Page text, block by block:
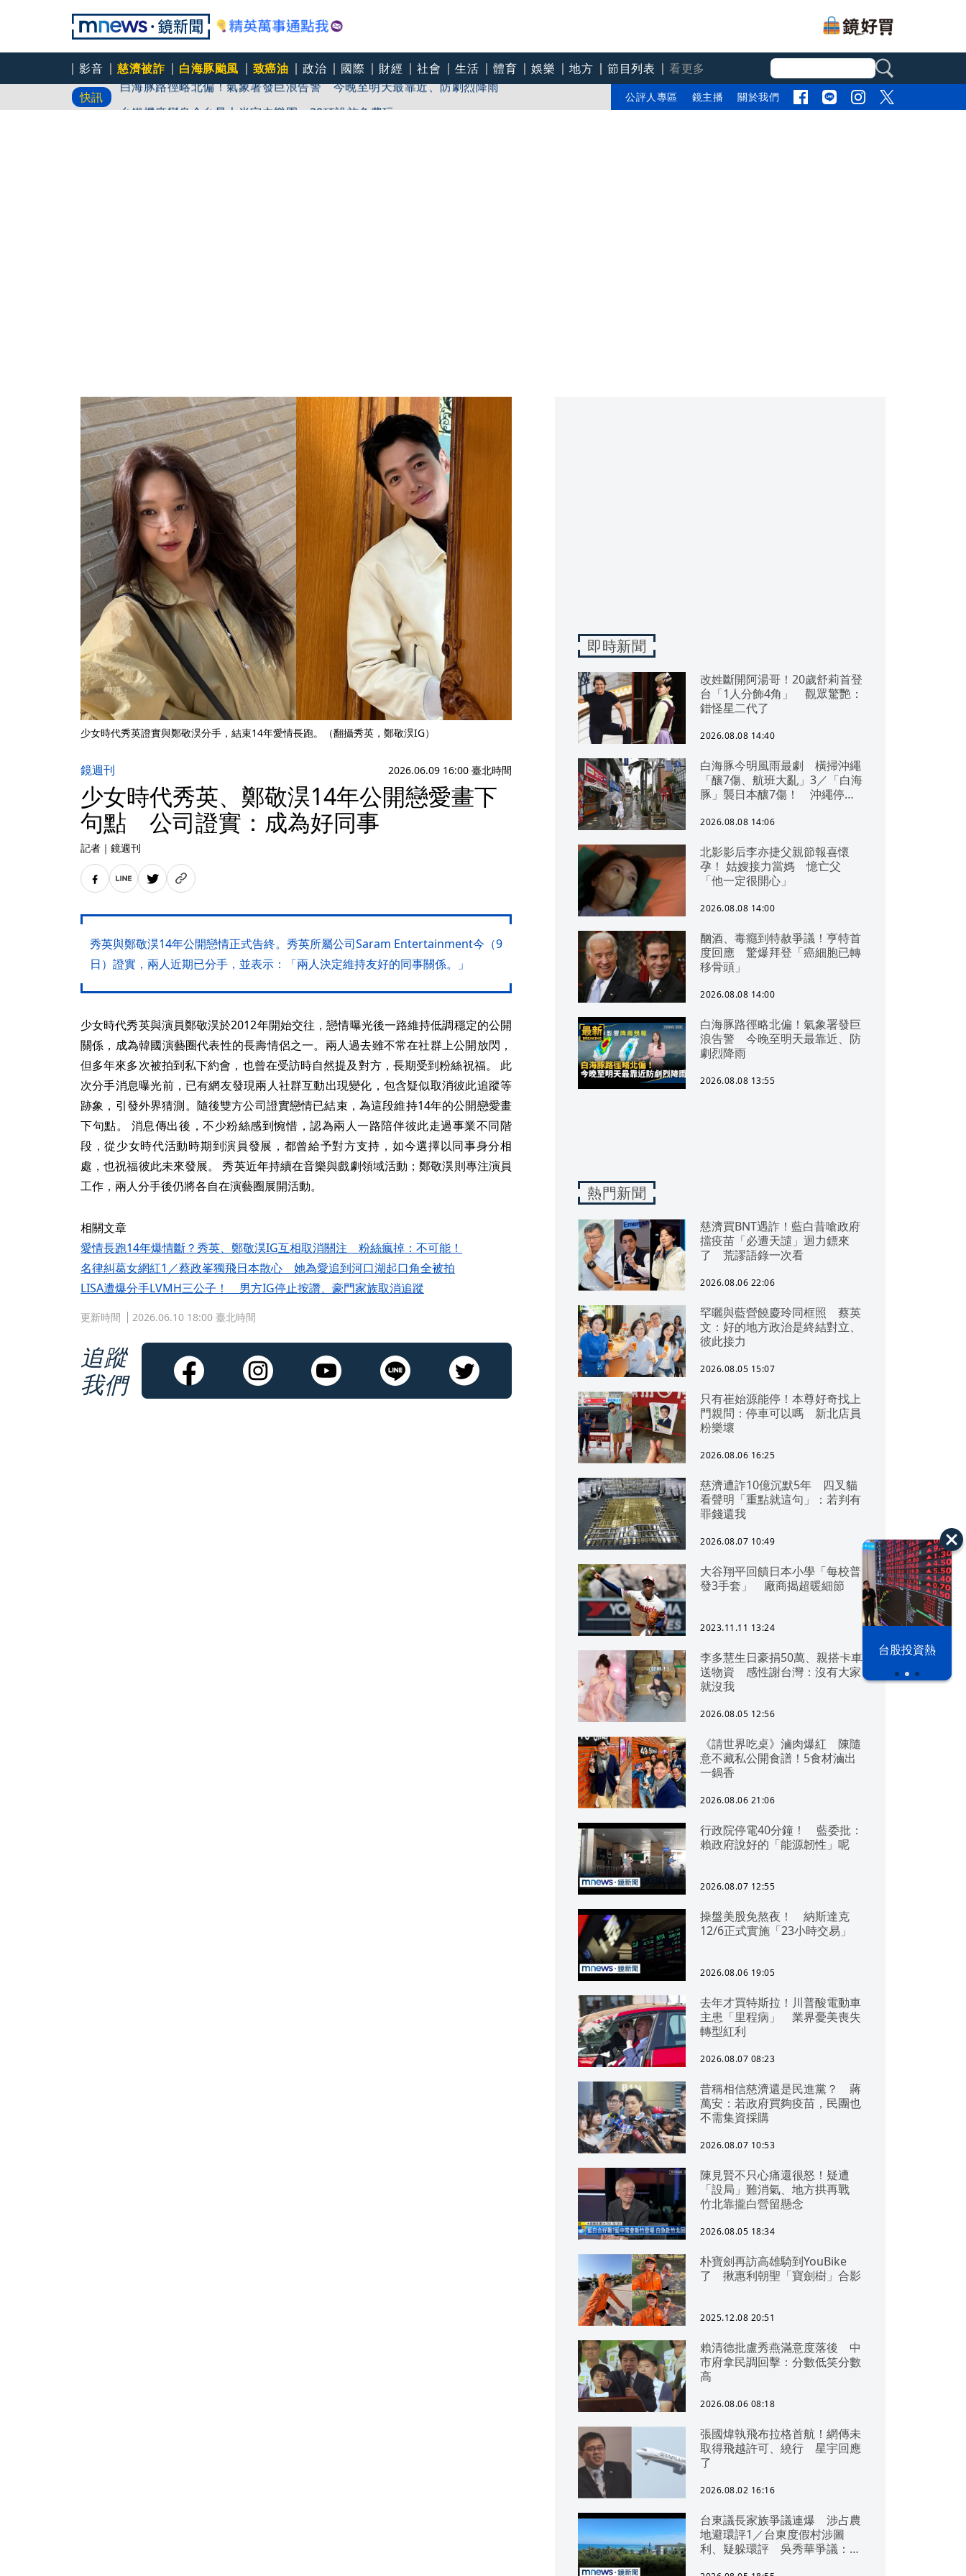
影音 慈濟被詐 白海豚颱風 致癌油 政治 國際 財經 社會 生活 體育 娛樂 地方 節目列表
看更多
快訊
白海豚路徑略北偏！氣象署發巨浪告警 今晚至明天最靠近、防劇烈降雨
台鐵機廠變身全台最大半室內樂園 30項設施免費玩
公評人專區 鏡主播 關於我們
漢光42演習 台股投資熱
少女時代秀英證實與鄭敬淏分手，結束14年愛情長跑。（翻攝秀英，鄭敬淏IG）
鏡週刊 2026.06.09 16:00 臺北時間
少女時代秀英、鄭敬淏14年公開戀愛畫下
句點 公司證實：成為好同事
記者 ｜ 鏡週刊
秀英與鄭敬淏14年公開戀情正式告終。秀英所屬公司Saram Entertainment今（9
日）證實，兩人近期已分手，並表示：「兩人決定維持友好的同事關係。」
少女時代秀英與演員鄭敬淏於2012年開始交往，戀情曝光後一路維持低調穩定的公開
關係，成為韓國演藝圈代表性的長壽情侶之一。兩人過去雖不常在社群上公開放閃，
但多年來多次被拍到私下約會，也曾在受訪時自然提及對方，長期受到粉絲祝福。 此
次分手消息曝光前，已有網友發現兩人社群互動出現變化，包含疑似取消彼此追蹤等
跡象，引發外界猜測。隨後雙方公司證實戀情已結束，為這段維持14年的公開戀愛畫
下句點。 消息傳出後，不少粉絲感到惋惜，認為兩人一路陪伴彼此走過事業不同階
段，從少女時代活動時期到演員發展，都曾給予對方支持，如今選擇以同事身分相
處，也祝福彼此未來發展。 秀英近年持續在音樂與戲劇領域活動；鄭敬淏則專注演員
工作，兩人分手後仍將各自在演藝圈展開活動。
相關文章
愛情長跑14年爆情斷？秀英、鄭敬淏IG互相取消關注 粉絲瘋掉：不可能！
名律糾葛女網紅1／蔡政峯獨飛日本散心 她為愛追到河口湖起口角全被拍
LISA遭爆分手LVMH三公子！ 男方IG停止按讚、豪門家族取消追蹤
更新時間 2026.06.10 18:00 臺北時間
追蹤
我們
即時新聞
改姓斷開阿湯哥！20歲舒莉首登
台「1人分飾4角」 觀眾驚艷：
錯怪星二代了
2026.08.08 14:40
白海豚今明風雨最劇 橫掃沖繩
「釀7傷、航班大亂」3／「白海
豚」襲日本釀7傷！ 沖繩停電
2026.08.08 14:06
北影影后李亦捷父親節報喜懷
孕！ 姑嫂接力當媽 憶亡父
「他一定很開心」
2026.08.08 14:00
酗酒、毒癮到特赦爭議！亨特首
度回應 驚爆拜登「癌細胞已轉
移骨頭」
2026.08.08 14:00
白海豚路徑略北偏！氣象署發巨
浪告警 今晚至明天最靠近、防
劇烈降雨
2026.08.08 13:55
熱門新聞
慈濟買BNT遇詐！藍白昔嗆政府
擋疫苗「必遭天譴」迴力鏢來
了 荒謬語錄一次看
2026.08.06 22:06
罕曬與藍營饒慶玲同框照 蔡英
文：好的地方政治是終結對立、
彼此接力
2026.08.05 15:07
只有崔始源能停！本尊好奇找上
門親問：停車可以嗎 新北店員
粉樂壞
2026.08.06 16:25
慈濟遭詐10億沉默5年 四叉貓
看聲明「重點就這句」：若判有
罪錢還我
2026.08.07 10:49
大谷翔平回饋日本小學「每校普
發3手套」 廠商揭超暖細節
2023.11.11 13:24
李多慧生日豪捐50萬、親搭卡車
送物資 感性謝台灣：沒有大家
就沒我
2026.08.05 12:56
《請世界吃桌》滷肉爆紅 陳隨
意不藏私公開食譜！5食材滷出
一鍋香
2026.08.06 21:06
行政院停電40分鐘！ 藍委批：
賴政府說好的「能源韌性」呢
2026.08.07 12:55
操盤美股免熬夜！ 納斯達克
12/6正式實施「23小時交易」
2026.08.06 19:05
去年才買特斯拉！川普酸電動車
主患「里程病」 業界憂美喪失
轉型紅利
2026.08.07 08:23
昔稱相信慈濟還是民進黨？ 蔣
萬安：若政府買夠疫苗，民團也
不需集資採購
2026.08.07 10:53
陳見賢不只心痛還很怒！疑遭
「設局」難消氣、地方拱再戰
竹北靠攏白營留懸念
2026.08.05 18:34
朴寶劍再訪高雄騎到YouBike
了 揪惠利朝聖「寶劍樹」合影
2025.12.08 20:51
賴清德批盧秀燕滿意度落後 中
市府拿民調回擊：分數低笑分數
高
2026.08.06 08:18
張國煒執飛布拉格首航！網傳未
取得飛越許可、繞行 星宇回應
了
2026.08.02 16:16
台東議長家族爭議連爆 涉占農
地避環評1／台東度假村涉圖
利、疑躲環評 吳秀華爭議：概